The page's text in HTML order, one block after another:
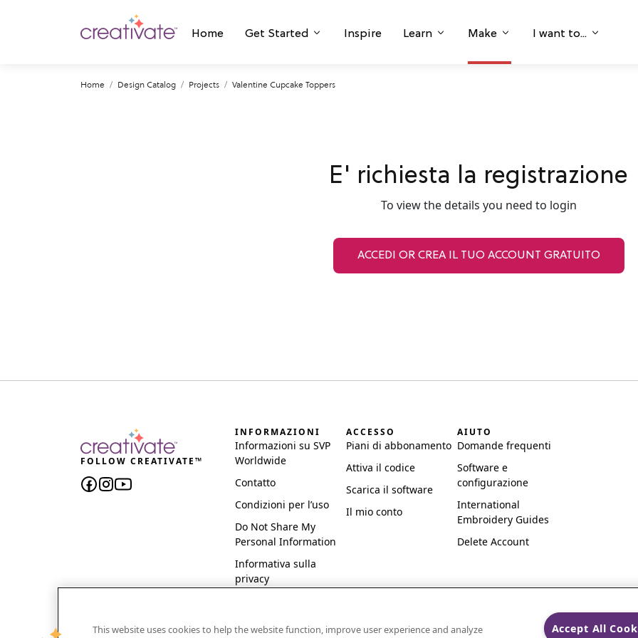
Home Get Started Inspire Learn Make I want to...
Home Design Catalog Projects Valentine Cupcake Toppers
E' richiesta la registrazione
To view the details you need to login
ACCEDI OR CREA IL TUO ACCOUNT GRATUITO
FOLLOW CREATIVATE™
INFORMAZIONI
Informazioni su SVP
Worldwide
Contatto
Condizioni per l’uso
Do Not Share My
Personal Information
Informativa sulla
privacy
ACCESSO
Piani di abbonamento
Attiva il codice
Scarica il software
Il mio conto
AIUTO
Domande frequenti
Software e
configurazione
International
Embroidery Guides
Delete Account
This website uses cookies to help the website function, improve user experience and analyze
Accept All